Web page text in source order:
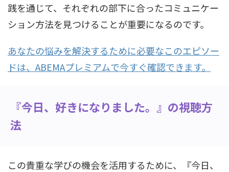
践を通じて、それぞれの部下に合ったコミュニケー
ション方法を見つけることが重要になるのです。
あなたの悩みを解決するために必要なこのエピソー
ドは、ABEMAプレミアムで今すぐ確認できます。
『今日、好きになりました。』の視聴方
法
この貴重な学びの機会を活用するために、『今日、